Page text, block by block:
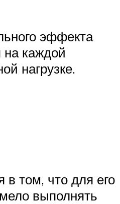
эффекта
каждой
нагрузке.
том, что для его
выполнять